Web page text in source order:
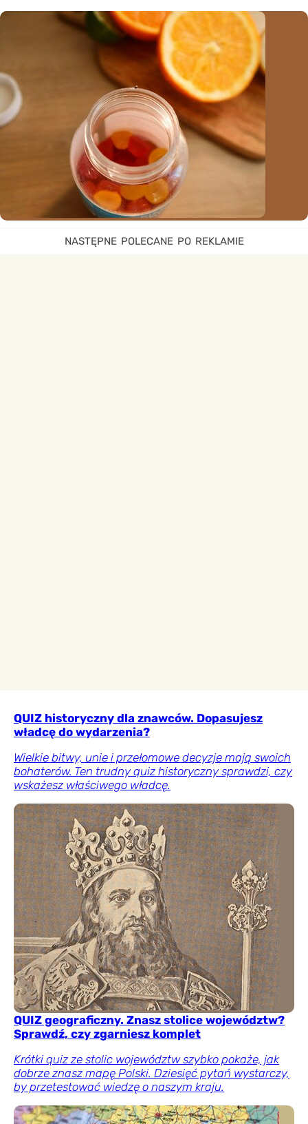
QUIZ historyczny dla znawców. Dopasujesz
władcę do wydarzenia?
Wielkie bitwy, unie i przełomowe decyzje mają swoich
bohaterów. Ten trudny quiz historyczny sprawdzi, czy
wskażesz właściwego władcę.
QUIZ geograficzny. Znasz stolice województw?
Sprawdź, czy zgarniesz komplet
Krótki quiz ze stolic województw szybko pokaże, jak
dobrze znasz mapę Polski. Dziesięć pytań wystarczy,
by przetestować wiedzę o naszym kraju.